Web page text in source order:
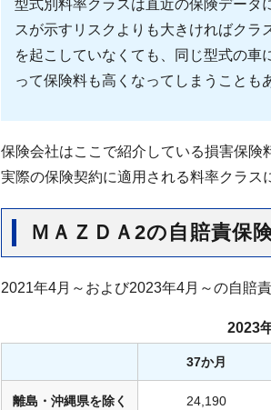
型式別料率クラスは直近の保険データ
スが示すリスクよりも大きければク
を起こしていなくても、同じ型式の
って保険料も高くなってしまうことも
保険会社はここで紹介している損害保険
実際の保険契約に適用される料率クラス
ＭＡＺＤＡ2の自賠責保
2021年4月～および2023年4月～の自賠
2023
37か月
離島・沖縄県を除く 24,190